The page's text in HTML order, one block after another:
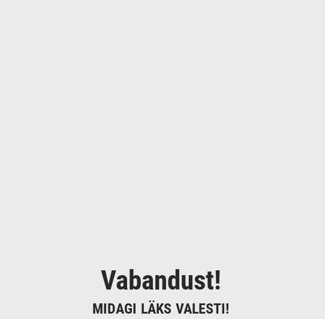
Vabandust!
MIDAGI LÄKS VALESTI!